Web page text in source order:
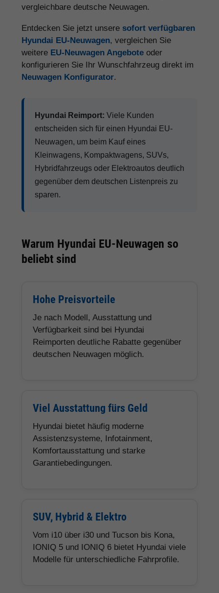
vergleichbare deutsche Neuwagen.
Entdecken Sie jetzt unsere sofort verfügbaren
Hyundai EU-Neuwagen, vergleichen Sie
weitere EU-Neuwagen Angebote oder
konfigurieren Sie Ihr Wunschfahrzeug direkt im
Neuwagen Konfigurator.
Hyundai Reimport: Viele Kunden
entscheiden sich für einen Hyundai EU-
Neuwagen, um beim Kauf eines
Kleinwagens, Kompaktwagens, SUVs,
Hybridfahrzeugs oder Elektroautos deutlich
gegenüber dem deutschen Listenpreis zu
sparen.
Warum Hyundai EU-Neuwagen so
beliebt sind
Hohe Preisvorteile
Je nach Modell, Ausstattung und
Verfügbarkeit sind bei Hyundai
Reimporten deutliche Rabatte gegenüber
deutschen Neuwagen möglich.
Viel Ausstattung fürs Geld
Hyundai bietet häufig moderne
Assistenzsysteme, Infotainment,
Komfortausstattung und starke
Garantiebedingungen.
SUV, Hybrid & Elektro
Vom i10 über i30 und Tucson bis Kona,
IONIQ 5 und IONIQ 6 bietet Hyundai viele
Modelle für unterschiedliche Fahrprofile.